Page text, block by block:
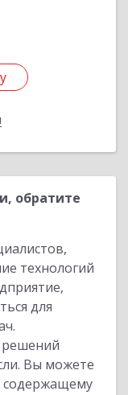
обратите
технологий
для
решений
Вы можете
содержащему